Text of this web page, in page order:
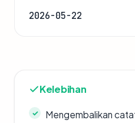
2026-05-22
Kelebihan
Mengembalikan